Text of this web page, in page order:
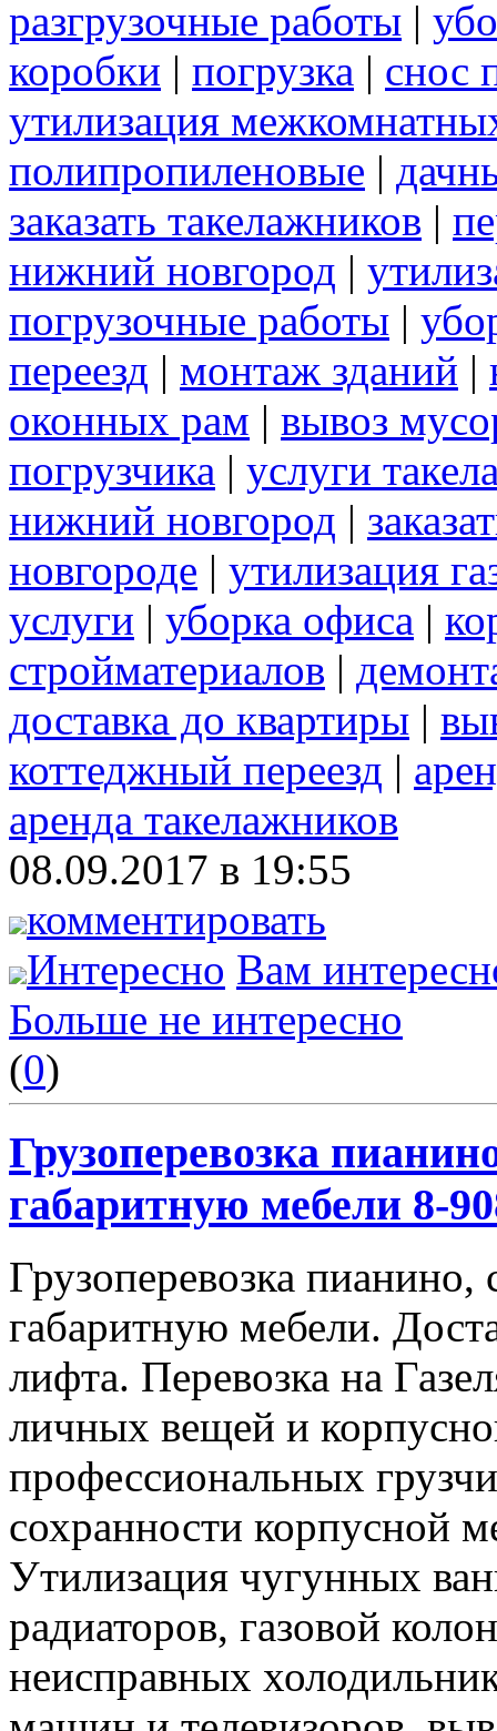
разгрузочные работы |
коробки | погрузка | снос
утилизация
полипропиленовые |
заказать такелажников |
нижний новгород |
погрузочные работы |
переезд | монтаж зданий |
оконных рам | вывоз
погрузчика | услуги
нижний новгород |
новгороде | утилизация
услуги | уборка офиса |
стройматериалов |
доставка до квартиры |
коттеджный переезд |
аренда такелажников
08.09.2017 в 19:55
комментировать
Интересно Вам
Больше не интересно
(0)
Грузоперевозка
габаритную мебели 8-
Грузоперевозка
габаритную мебели.
лифта. Перевозка на
личных вещей и
профессиональных
сохранности корпусной
Утилизация чугунных
радиаторов, газовой
неисправных